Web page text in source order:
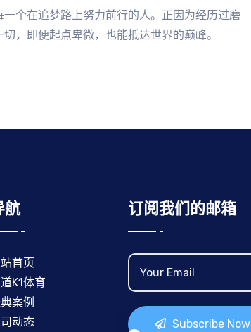
个在追梦路上努力前行的人。正因为经历过磨
，即便起点卑微，也能抵达世界的巅峰。
航
首页
K1体育
案例
动态
订阅我们的邮箱
Subscribe Now